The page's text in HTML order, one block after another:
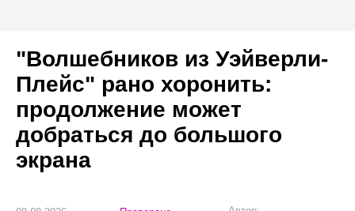
"Волшебников из Уэйверли-
Плейс" рано хоронить:
продолжение может
добраться до большого
экрана